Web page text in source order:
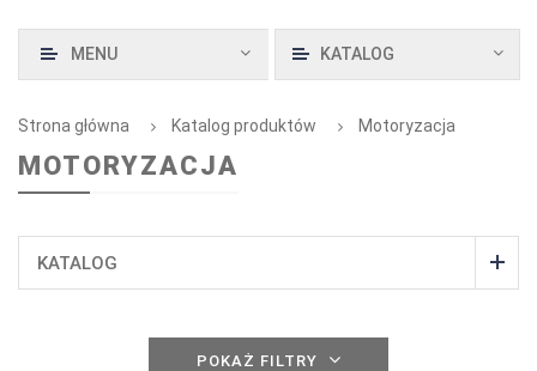
KATALOG
MENU
Strona główna Katalog produktów Motoryzacja
MOTORYZACJA
KATALOG
POKAŻ FILTRY